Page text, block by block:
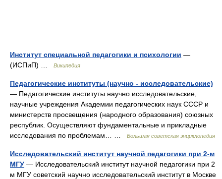
Институт специальной педагогики и психологии —
(ИСПиП) …
Википедия
Педагогические институты (научно - исследовательские)
— Педагогические институты научно исследовательские,
научные учреждения Академии педагогических наук СССР и
министерств просвещения (народного образования) союзных
республик. Осуществляют фундаментальные и прикладные
исследования по проблемам… …
Большая советская энциклопедия
Исследовательский институт научной педагогики при 2-м
МГУ — Исследовательский институт научной педагогики пpи 2
м МГУ советский научно исследовательский институт в Москве